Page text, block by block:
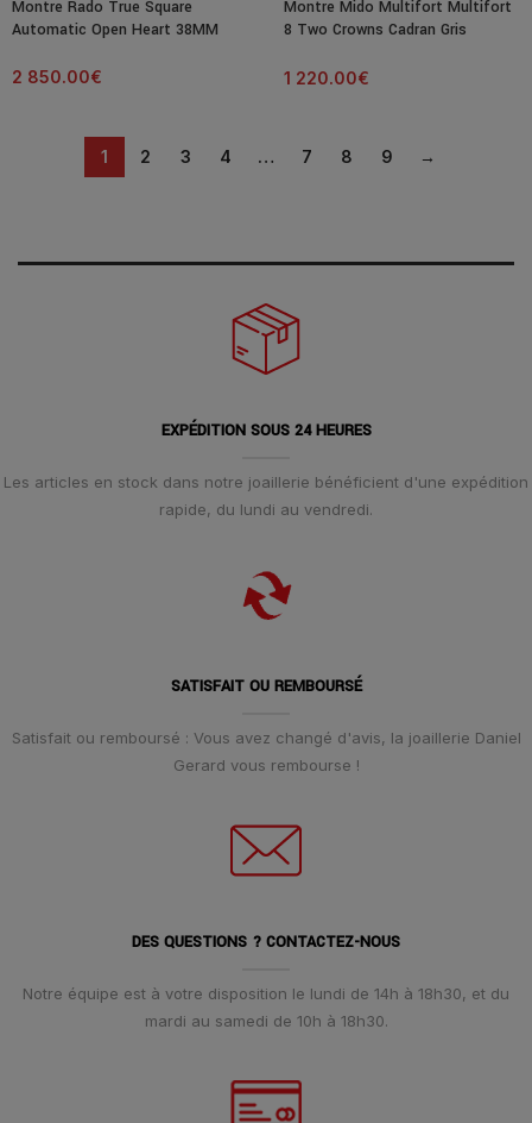
Montre Rado True Square
Automatic Open Heart 38MM
2 850.00€
Montre Mido Multifort Multifort
8 Two Crowns Cadran Gris
1 220.00€
1 2 3 4 … 7 8 9 →
EXPÉDITION SOUS 24 HEURES
Les articles en stock dans notre joaillerie bénéficient d'une expédition
rapide, du lundi au vendredi.
SATISFAIT OU REMBOURSÉ
Satisfait ou remboursé : Vous avez changé d'avis, la joaillerie Daniel
Gerard vous rembourse !
DES QUESTIONS ? CONTACTEZ-NOUS
Notre équipe est à votre disposition le lundi de 14h à 18h30, et du
mardi au samedi de 10h à 18h30.